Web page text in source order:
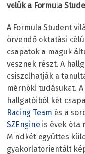
velük a Formula
A Formula Student
örvendő oktatási
csapatok a maguk
vesznek részt. A
csiszolhatják a
mérnöki tudásukat.
hallgatóiból két
Racing Team és a
SZEngine is évek óta
Mindkét együttes
gyakorlatorientált